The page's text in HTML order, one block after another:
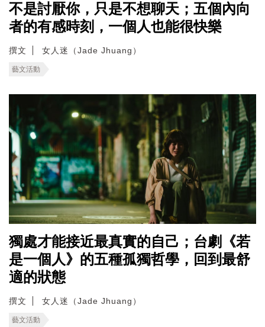
不是討厭你，只是不想聊天；五個內向
者的有感時刻，一個人也能很快樂
撰文 女人迷（Jade Jhuang）
藝文活動
獨處才能接近最真實的自己；台劇《若
是一個人》的五種孤獨哲學，回到最舒
適的狀態
撰文 女人迷（Jade Jhuang）
藝文活動